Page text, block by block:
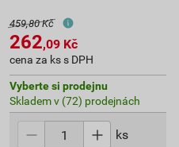
459,80 Kč
262,09 Kč
cena za ks s DPH
Vyberte si prodejnu
Skladem v (72) prodejnách
ks